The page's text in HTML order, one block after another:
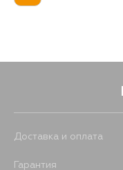
Доставка и оплата
Гарантия